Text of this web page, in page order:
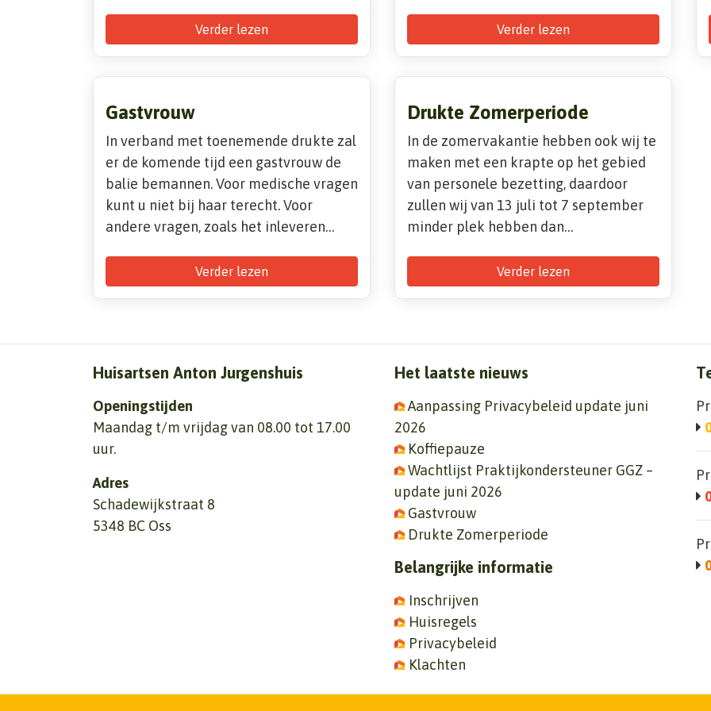
Verder lezen Verder lezen
Gastvrouw
In verband met toenemende drukte zal
er de komende tijd een gastvrouw de
balie bemannen. Voor medische vragen
kunt u niet bij haar terecht. Voor
andere vragen, zoals het inleveren…
Verder lezen
Drukte Zomerperiode
In de zomervakantie hebben ook wij te
maken met een krapte op het gebied
van personele bezetting, daardoor
zullen wij van 13 juli tot 7 september
minder plek hebben dan…
Verder lezen
Huisartsen Anton Jurgenshuis
Openingstijden
Maandag t/m vrijdag van 08.00 tot 17.00
uur.
Adres
Schadewijkstraat 8
5348 BC Oss
Het laatste nieuws
Aanpassing Privacybeleid update juni
2026
Koffiepauze
Wachtlijst Praktijkondersteuner GGZ –
update juni 2026
Gastvrouw
Drukte Zomerperiode
Belangrijke informatie
Inschrijven
Huisregels
Privacybeleid
Klachten